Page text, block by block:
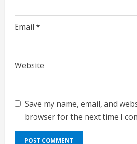
Email *
Website
Save my name, email, and
browser for the next time I